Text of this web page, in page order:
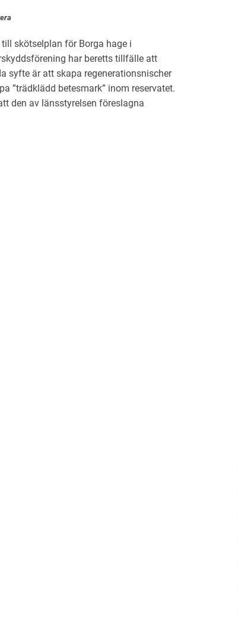
skötselplan för Borga hage i
har beretts tillfälle att
syfte är att skapa regenerationsnischer
”trädklädd betesmark” inom reservatet.
den av länsstyrelsen föreslagna